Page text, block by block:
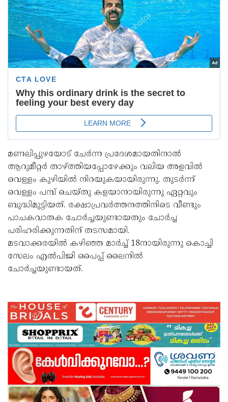
മണലിപ്പുഴയോട് ചേർന്ന പ്രദേശമായതിനാൽ
ആറുമീറ്റർ താഴ്ത്തിയപ്പോഴേക്കും വലിയ അളവിൽ
വെള്ളം കുഴിയിൽ നിറയുകയായിരുന്നു. തുടർന്ന്
വെള്ളം പമ്പ് ചെയ്തു കളയാനായിരുന്നു ഏറ്റവും
ബുദ്ധിമുട്ടിയത്. രക്ഷാപ്രവർത്തനത്തിനിടെ വീണ്ടും
പാചകവാതക ചോർച്ചയുണ്ടായതും ചോർച്ച
പരിഹരിക്കുന്നതിന് തടസമായി.
മടവാക്കരയിൽ കഴിഞ്ഞ മാർച്ച് 18നായിരുന്നു കൊച്ചി
സേലം എൽപിജി പൈപ്പ് ലൈനിൽ
ചോർച്ചയുണ്ടായത്.